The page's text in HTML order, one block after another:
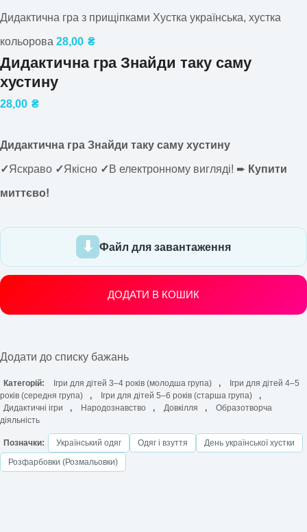
Дидактична гра з прищіпками Хустка українська, хустка
кольорова 28,00 ₴
Дидактична гра Знайди таку саму
хустину
28,00 ₴
Дидактична гра Знайди таку саму хустину
✓Яскраво ✓Якісно ✓В електронному вигляді! ➨ Купити
миттєво!
Файл для завантаження
ДОДАТИ В КОШИК
Додати до списку бажань
Категорій: Ігри для дітей 3–4 років (молодша група) ,
Ігри для дітей 4–5
років (середня група)
, Ігри для дітей 5–6 років (старша група)
,
Дидактичні ігри
, Народознавство , Довкілля ,
Образотворча
діяльність
Позначки: Український одяг Одяг і взуття
День української хустки
Розфарбовки (Розмальовки)